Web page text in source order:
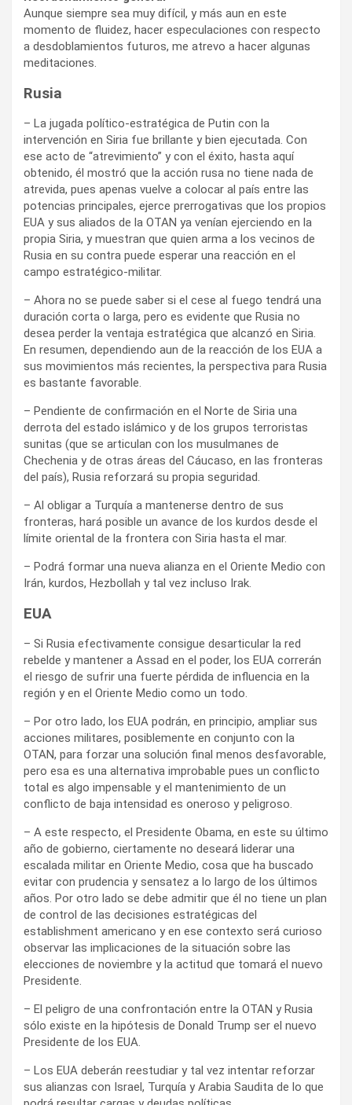
Aunque siempre sea muy difícil, y más aun en este
momento de fluidez, hacer especulaciones con respecto
a desdoblamientos futuros, me atrevo a hacer algunas
meditaciones.
Rusia
– La jugada político-estratégica de Putin con la
intervención en Siria fue brillante y bien ejecutada. Con
ese acto de “atrevimiento” y con el éxito, hasta aquí
obtenido, él mostró que la acción rusa no tiene nada de
atrevida, pues apenas vuelve a colocar al país entre las
potencias principales, ejerce prerrogativas que los propios
EUA y sus aliados de la OTAN ya venían ejerciendo en la
propia Siria, y muestran que quien arma a los vecinos de
Rusia en su contra puede esperar una reacción en el
campo estratégico-militar.
– Ahora no se puede saber si el cese al fuego tendrá una
duración corta o larga, pero es evidente que Rusia no
desea perder la ventaja estratégica que alcanzó en Siria.
En resumen, dependiendo aun de la reacción de los EUA a
sus movimientos más recientes, la perspectiva para Rusia
es bastante favorable.
– Pendiente de confirmación en el Norte de Siria una
derrota del estado islámico y de los grupos terroristas
sunitas (que se articulan con los musulmanes de
Chechenia y de otras áreas del Cáucaso, en las fronteras
del país), Rusia reforzará su propia seguridad.
– Al obligar a Turquía a mantenerse dentro de sus
fronteras, hará posible un avance de los kurdos desde el
límite oriental de la frontera con Siria hasta el mar.
– Podrá formar una nueva alianza en el Oriente Medio con
Irán, kurdos, Hezbollah y tal vez incluso Irak.
EUA
– Si Rusia efectivamente consigue desarticular la red
rebelde y mantener a Assad en el poder, los EUA correrán
el riesgo de sufrir una fuerte pérdida de influencia en la
región y en el Oriente Medio como un todo.
– Por otro lado, los EUA podrán, en principio, ampliar sus
acciones militares, posiblemente en conjunto con la
OTAN, para forzar una solución final menos desfavorable,
pero esa es una alternativa improbable pues un conflicto
total es algo impensable y el mantenimiento de un
conflicto de baja intensidad es oneroso y peligroso.
– A este respecto, el Presidente Obama, en este su último
año de gobierno, ciertamente no deseará liderar una
escalada militar en Oriente Medio, cosa que ha buscado
evitar con prudencia y sensatez a lo largo de los últimos
años. Por otro lado se debe admitir que él no tiene un plan
de control de las decisiones estratégicas del
establishment americano y en ese contexto será curioso
observar las implicaciones de la situación sobre las
elecciones de noviembre y la actitud que tomará el nuevo
Presidente.
– El peligro de una confrontación entre la OTAN y Rusia
sólo existe en la hipótesis de Donald Trump ser el nuevo
Presidente de los EUA.
– Los EUA deberán reestudiar y tal vez intentar reforzar
sus alianzas con Israel, Turquía y Arabia Saudita de lo que